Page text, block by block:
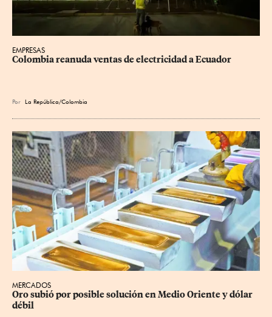
EMPRESAS
Colombia reanuda ventas de electricidad a Ecuador
Por La República/Colombia
MERCADOS
Oro subió por posible solución en Medio Oriente y dólar
débil